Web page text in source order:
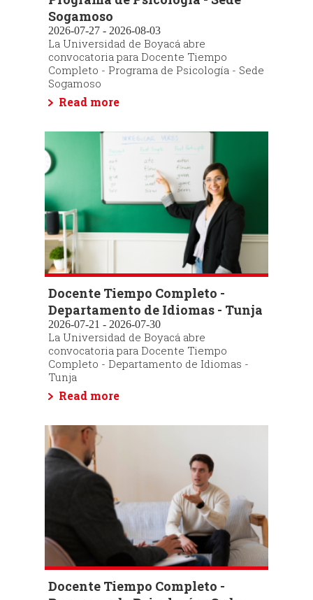
Sogamoso
2026-07-27 - 2026-08-03
La Universidad de Boyacá abre
convocatoria para Docente Tiempo
Completo - Programa de Psicología - Sede
Sogamoso
Read more
Docente Tiempo Completo -
Departamento de Idiomas - Tunja
2026-07-21 - 2026-07-30
La Universidad de Boyacá abre
convocatoria para Docente Tiempo
Completo - Departamento de Idiomas -
Tunja
Read more
Docente Tiempo Completo -